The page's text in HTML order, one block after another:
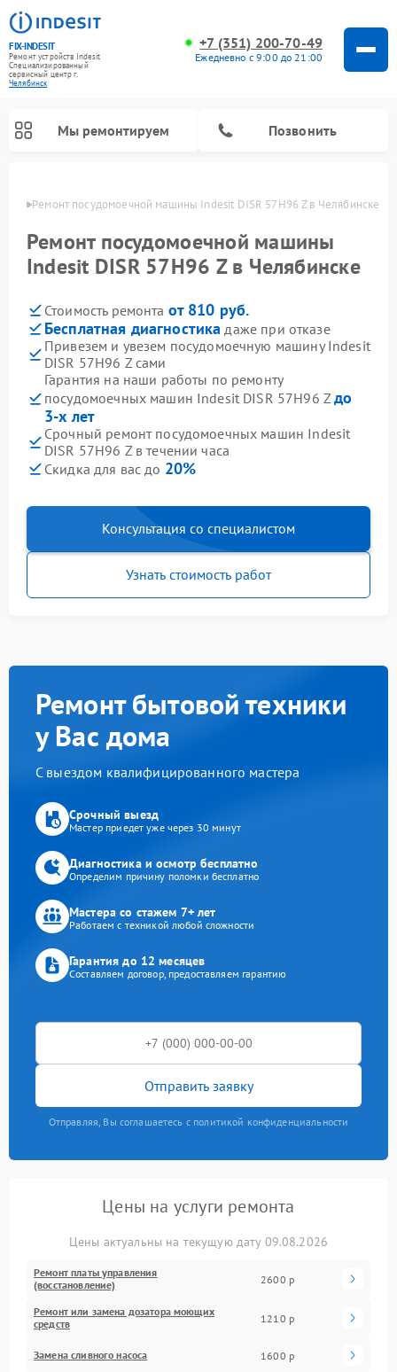
FIX-INDESIT
Ремонт устройств Indesit
Специализированный
cервисный центр г.
Челябинск
+7 (351) 200-70-49
Ежедневно с 9:00 до 21:00
Мы ремонтируем Позвонить
Ремонт посудомоечной машины Indesit DISR 57H96 Z в Челябинске
Ремонт посудомоечной машины
Indesit DISR 57H96 Z в Челябинске
Стоимость ремонта от 810 руб.
Бесплатная диагностика даже при отказе
Привезем и увезем посудомоечную машину Indesit
DISR 57H96 Z сами
Гарантия на наши работы по ремонту
посудомоечных машин Indesit DISR 57H96 Zдо
3-х лет
Срочный ремонт посудомоечных машин Indesit
DISR 57H96 Z в течении часа
Скидка для вас до 20%
Консультация со специалистом
Узнать стоимость работ
Ремонт бытовой техники
у Вас дома
С выездом квалифицированного мастера
Срочный выезд
Мастер приедет уже через 30 минут
Диагностика и осмотр бесплатно
Определим причину поломки бесплатно
Мастера со стажем 7+ лет
Работаем с техникой любой сложности
Гарантия до 12 месяцев
Составляем договор, предоставляем гарантию
Отправить заявку
Отправляя, Вы соглашаетесь с политикой конфиденциальности
Цены на услуги ремонта
Цены актуальны на текущую дату 09.08.2026
Ремонт платы управления
(восстановление)
2600 р
Ремонт или замена дозатора моющих
средств
1210 р
Замена сливного насоса 1600 р